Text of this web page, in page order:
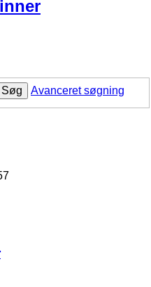
Søg
Avanceret søgning